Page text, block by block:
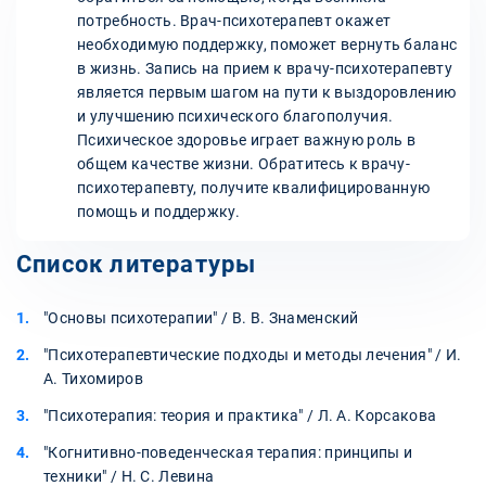
потребность. Врач-психотерапевт окажет
необходимую поддержку, поможет вернуть баланс
в жизнь. Запись на прием к врачу-психотерапевту
является первым шагом на пути к выздоровлению
и улучшению психического благополучия.
Психическое здоровье играет важную роль в
общем качестве жизни. Обратитесь к врачу-
психотерапевту, получите квалифицированную
помощь и поддержку.
Список литературы
"Основы психотерапии" / В. В. Знаменский
"Психотерапевтические подходы и методы лечения" / И.
А. Тихомиров
"Психотерапия: теория и практика" / Л. А. Корсакова
"Когнитивно-поведенческая терапия: принципы и
техники" / Н. С. Левина